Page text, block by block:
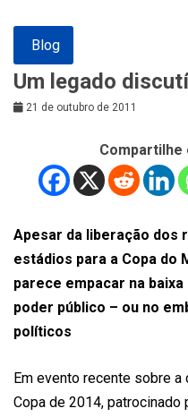
Blog
Um legado
21 de outubro de 2011
Compartilhe
Apesar da liberação dos
estádios para a Copa do
parece empacar na
poder público – ou no
políticos
Em evento recente sobre
Copa de 2014,